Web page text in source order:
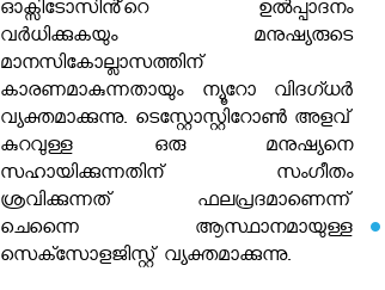
ഓക്സിടോസിൻ്റെ ഉൽപ്പാദനം
വ‍ർധിക്കുകയും മനുഷ്യരുടെ
മാനസികോല്ലാസത്തിന്
കാരണമാകുന്നതായും ന്യൂറോ വിദഗ്ധർ
വ്യക്തമാക്കുന്നു. ടെസ്റ്റോസ്റ്റിറോൺ അളവ്
കുറവുള്ള ഒരു മനുഷ്യനെ
സഹായിക്കുന്നതിന് സംഗീതം
ശ്രവിക്കുന്നത് ഫലപ്രദമാണെന്ന്
ചെന്നൈ ആസ്ഥാനമായുള്ള
സെക്സോളജിസ്റ്റ് വ്യക്തമാക്കുന്നു.